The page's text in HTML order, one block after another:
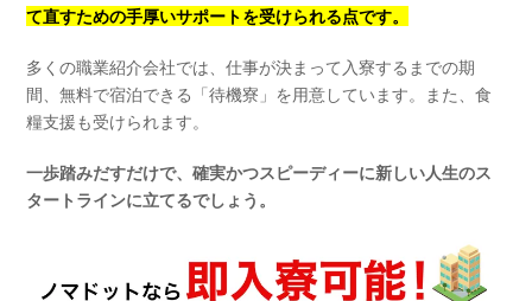
て直すための手厚いサポートを受けられる点です。
多くの職業紹介会社では、仕事が決まって入寮するまでの期
間、無料で宿泊できる「待機寮」を用意しています。また、食
糧支援も受けられます。
一歩踏みだすだけで、確実かつスピーディーに新しい人生のス
タートラインに立てるでしょう。